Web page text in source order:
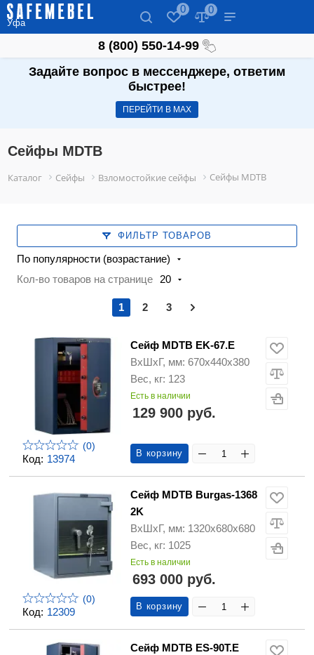
Уфа
0 0
8 (800) 550-14-99
Задайте вопрос в мессенджере, ответим
быстрее!
ПЕРЕЙТИ В МАХ
Сейфы MDTB
Каталог Сейфы Взломостойкие сейфы Сейфы MDTB
ФИЛЬТР ТОВАРОВ
По популярности (возрастание)
Кол-во товаров на странице
20
1 2 3
Код: 13974
(0)
Сейф MDTB EK-67.E
ВхШхГ, мм: 670х440х380
Вес, кг: 123
Есть в наличии
129 900 руб.
В корзину
Код: 12309
(0)
Сейф MDTB Burgas-1368
2K
ВхШхГ, мм: 1320х680х680
Вес, кг: 1025
Есть в наличии
693 000 руб.
В корзину
Сейф MDTB ES-90Т.Е